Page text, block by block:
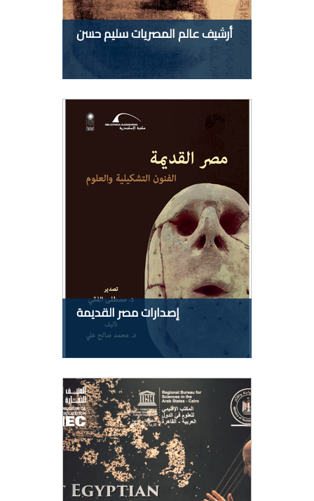
أرشيف عالم المصريات سليم حسن
إصدارات مصر القديمة